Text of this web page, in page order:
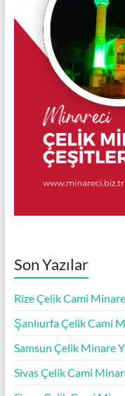
Son Yazılar
Rize Çelik Cami Minare
Şanlıurfa Çelik Cami
Samsun Çelik Minare
Sivas Çelik Cami